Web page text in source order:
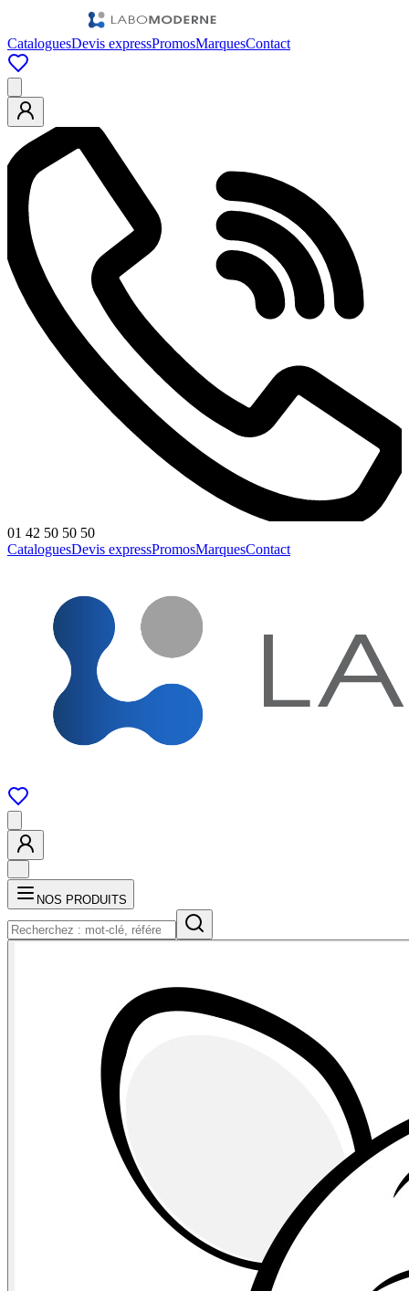
CataloguesDevis expressPromosMarquesContact
01 42 50 50 50
CataloguesDevis expressPromosMarquesContact
NOS PRODUITS